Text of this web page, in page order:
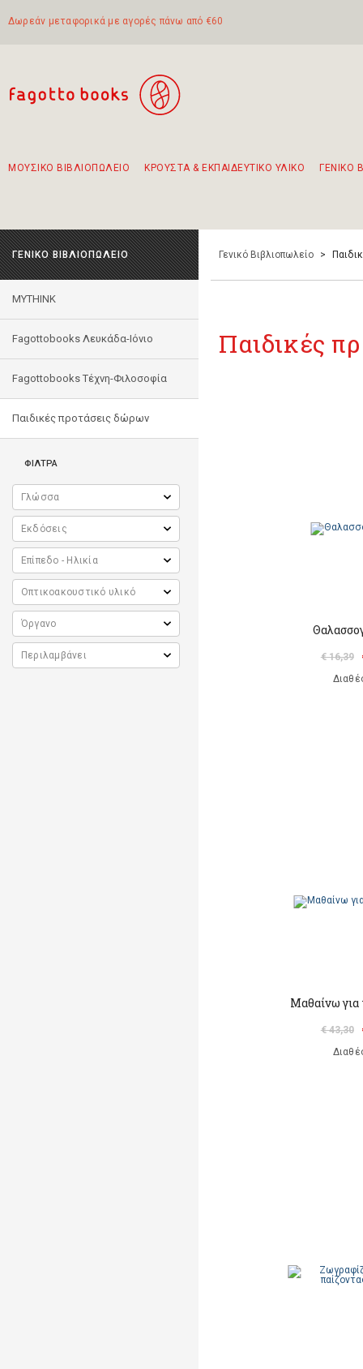
Δωρεάν μεταφορικά με αγορές πάνω από €60
ΜΟΥΣΙΚΟ ΒΙΒΛΙΟΠΩΛΕΙΟ ΚΡΟΥΣΤΑ & ΕΚΠΑΙΔΕΥΤΙΚΟ ΥΛΙΚΟ ΓΕΝΙΚΟ
ΓΕΝΙΚΟ ΒΙΒΛΙΟΠΩΛΕΙΟ
MYTHINK
Fagottobooks Λευκάδα-Ιόνιο
Fagottobooks Τέχνη-Φιλοσοφία
Παιδικές προτάσεις δώρων
ΦΙΛΤΡΑ
Γενικό Βιβλιοπωλείο >
Παιδικές
€ 16,39
Μαθαίνω
€ 43,30